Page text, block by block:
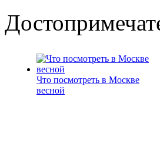
Что посмотреть в Москве
весной